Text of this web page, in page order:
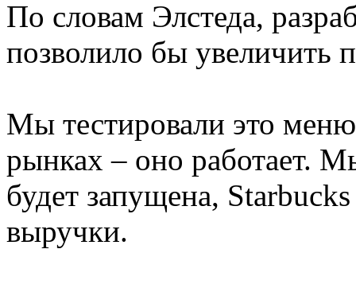
По словам Элстеда,
позволило бы увеличить
Мы тестировали это
рынках – оно работает.
будет запущена,
выручки.